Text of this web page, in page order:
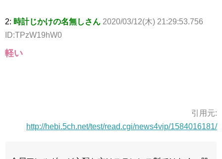
2: 時計じかけの名無しさん 2020/03/12(木) 21:29:53.756
ID:TPzW19hW0
軽い
引用元:
http://hebi.5ch.net/test/read.cgi/news4vip/1584016181/